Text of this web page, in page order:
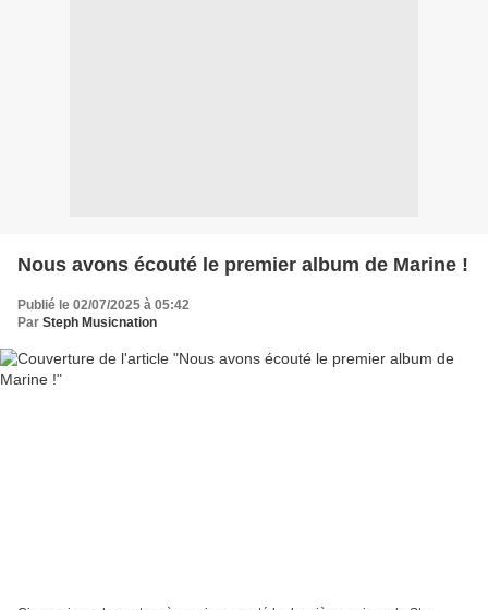
Nous avons écouté le premier album de Marine !
Publié le 02/07/2025 à 05:42
Par Steph Musicnation